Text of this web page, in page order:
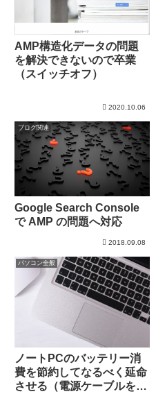
AMP構造化データの問題
を解決できないので卒業
（スイッチオフ）
2020.10.06
ブログ関連
Google Search Console
で AMP の問題へ対応
2018.09.08
パソコン全般
ノートPCのバッテリー消
費を節約してなるべく延命
させる（電源ケーブルを忘